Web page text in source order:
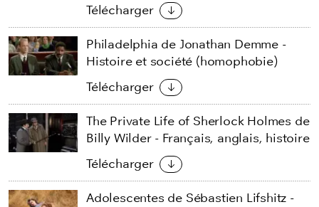
Télécharger
Philadelphia de Jonathan Demme -
Histoire et société (homophobie)
Télécharger
The Private Life of Sherlock Holmes de
Billy Wilder - Français, anglais, histoire
Télécharger
Adolescentes de Sébastien Lifshitz -